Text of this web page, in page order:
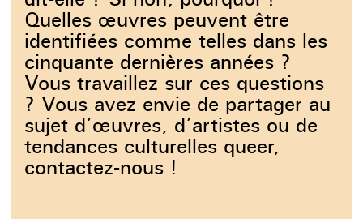
Quelles œuvres peuvent être
identifiées comme telles dans les
cinquante dernières années ?
Vous travaillez sur ces questions
? Vous avez envie de partager au
sujet d’œuvres, d’artistes ou de
tendances culturelles queer,
contactez-nous !